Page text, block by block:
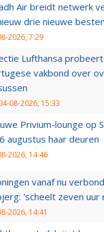
Air breidt netwerk
drie nieuwe
2026, 7:29
Lufthansa
vakbond over
08-2026, 15:33
Privium-lounge op
augustus haar deuren
2026, 14:46
vanaf nu
'scheelt zeven uur
2026, 14:41